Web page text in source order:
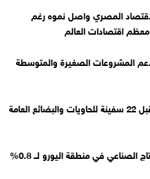
المصري واصل نموه رغم
اقتصادات العالم
المشروعات الصغيرة والمتوسطة
Eurostat: نمو الإنتاج الصناعي في منطقة اليورو لــ 0.8%